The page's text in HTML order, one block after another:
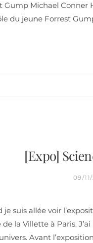
Gump Michael Conner
du jeune Forrest
[Expo]
09/
je suis allée voir
de la Villette à Paris.
Avant